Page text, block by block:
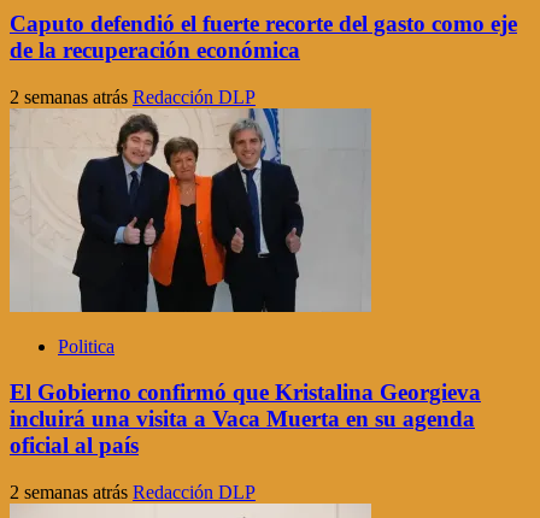
Caputo defendió el fuerte recorte del gasto como eje
de la recuperación económica
2 semanas atrás Redacción DLP
Politica
El Gobierno confirmó que Kristalina Georgieva
incluirá una visita a Vaca Muerta en su agenda
oficial al país
2 semanas atrás Redacción DLP